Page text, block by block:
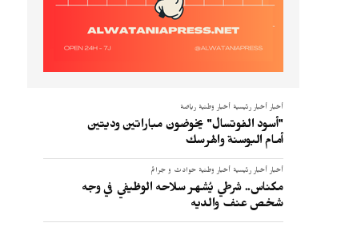
أخبار أخبار رئيسية أخبار وطنية رياضة
"أسود الفوتسال" يخوضون مباراتين وديتين
أمام البوسنة والهرسك
أخبار أخبار رئيسية أخبار وطنية حوادث و جرائم
مكناس.. شرطي يُشهر سلاحه الوظيفي في وجه
شخص عنف والديه